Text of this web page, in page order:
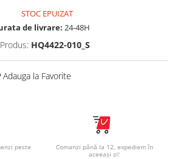
STOC EPUIZAT
de livrare: 24-48H
HQ4422-010_S
Adauga la Favorite
peste
Comanzi până la 12, expediem în
aceeași zi!